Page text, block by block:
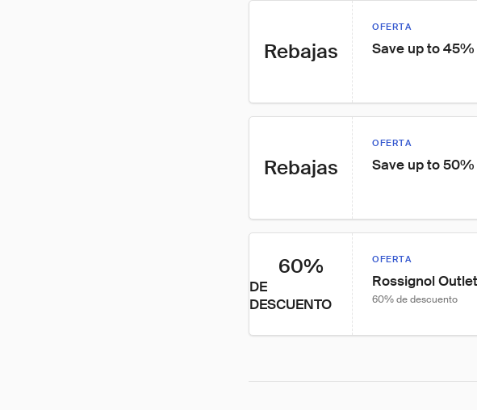
Rebajas
OFERTA
Save up to
Rebajas
OFERTA
Save up to
60%
DE
DESCUENTO
OFERTA
Rossignol
60% de descuento